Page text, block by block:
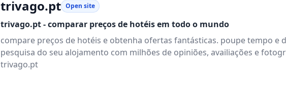
trivago.pt Open site
trivago.pt - comparar preços de hotéis em todo o mundo
compare preços de hotéis e obtenha ofertas fantásticas. poupe tempo e
pesquisa do seu alojamento com milhões de opiniões, availiações e
trivago.pt